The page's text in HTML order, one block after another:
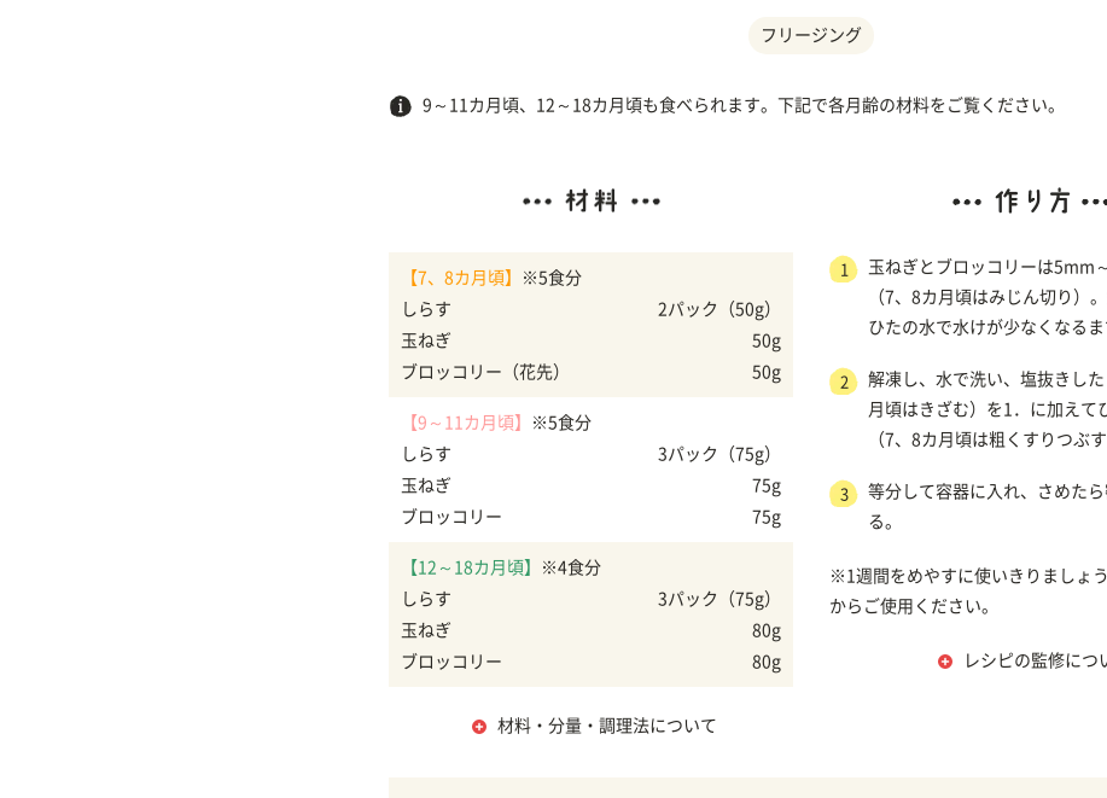
フリージング
9～11カ月頃、12～18カ月頃も食べられます。下記で各月齢の材料をご覧ください。
【7、8カ月頃】
※5食分
しらす
玉ねぎ
ブロッコリー（花先）
2パック（50g）
50g
50g
【9～11カ月頃】
※5食分
しらす
玉ねぎ
ブロッコリー
3パック（75g）
75g
75g
【12～18カ月頃】
※4食分
しらす
玉ねぎ
ブロッコリー
3パック（75g）
80g
80g
材料・分量・調理法について
1
玉ねぎとブロッコリーは5mm
（7、8カ月頃はみじん切り）
ひたの水で水けが少なくなるま
2
解凍し、水で洗い、塩抜きし
月頃はきざむ）を1．に加えて
（7、8カ月頃は粗くすりつぶす
3
等分して容器に入れ、さめた
る。
※1週間をめやすに使いきりましょ
からご使用ください。
レシピの監修につ